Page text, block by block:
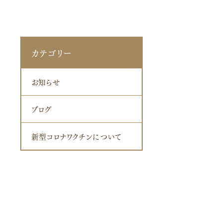
カテゴリー
お知らせ
ブログ
新型コロナワクチンについて